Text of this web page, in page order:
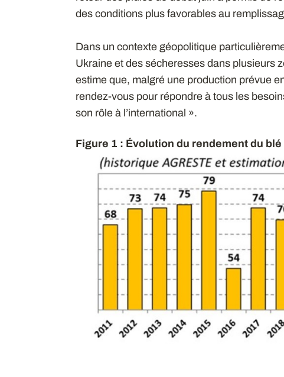
des conditions plus favorables au
Dans un contexte géopolitique
Ukraine et des sécheresses dans plusieurs
estime que, malgré une production prévue
rendez-vous pour répondre à tous les
son rôle à l’international ».
Figure 1 : Évolution du rendement du